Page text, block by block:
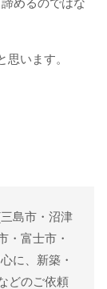
めるのではな
思います。
島市・沼津
・富士市・
に、新築・
どのご依頼